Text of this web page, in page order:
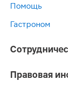
Помощь
Гастроном
Правовая